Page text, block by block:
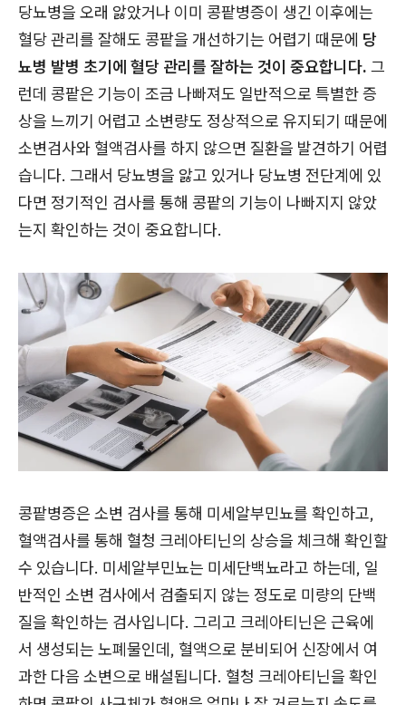
당뇨병을 오래 앓았거나 이미 콩팥병증이 생긴 이후에는
혈당 관리를 잘해도 콩팥을 개선하기는 어렵기 때문에 당
뇨병 발병 초기에 혈당 관리를 잘하는 것이 중요합니다. 그
런데 콩팥은 기능이 조금 나빠져도 일반적으로 특별한 증
상을 느끼기 어렵고 소변량도 정상적으로 유지되기 때문에
소변검사와 혈액검사를 하지 않으면 질환을 발견하기 어렵
습니다. 그래서 당뇨병을 앓고 있거나 당뇨병 전단계에 있
다면 정기적인 검사를 통해 콩팥의 기능이 나빠지지 않았
는지 확인하는 것이 중요합니다.
콩팥병증은 소변 검사를 통해 미세알부민뇨를 확인하고,
혈액검사를 통해 혈청 크레아티닌의 상승을 체크해 확인할
수 있습니다. 미세알부민뇨는 미세단백뇨라고 하는데, 일
반적인 소변 검사에서 검출되지 않는 정도로 미량의 단백
질을 확인하는 검사입니다. 그리고 크레아티닌은 근육에
서 생성되는 노폐물인데, 혈액으로 분비되어 신장에서 여
과한 다음 소변으로 배설됩니다. 혈청 크레아티닌을 확인